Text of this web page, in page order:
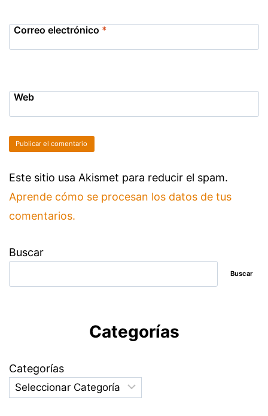
Correo electrónico *
Web
Este sitio usa Akismet para reducir el spam.
Aprende cómo se procesan los datos de tus
comentarios.
Buscar
Buscar
Categorías
Categorías